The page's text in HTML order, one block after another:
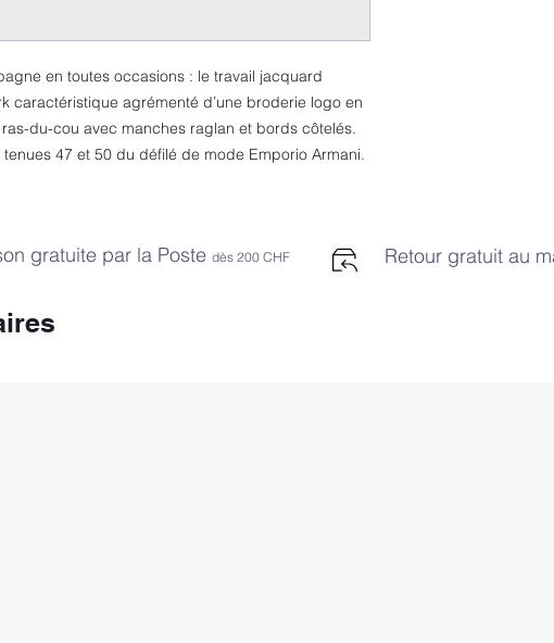
en toutes occasions : le travail jacquard
caractéristique agrémenté d’une broderie logo en
du-cou avec manches raglan et bords côtelés.
47 et 50 du défilé de mode Emporio Armani.
gratuite par la Poste dès 200 CHF Retour gratuit au